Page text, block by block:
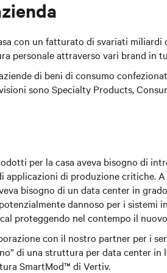
con un fatturato di svariati miliardi
personale attraverso vari brand in
di beni di consumo
sono Specialty Products,
per la casa aveva bisogno di
di produzione critiche. A
bisogno di un data center in
dannoso per i sistemi
proteggendo nel contempo il
con il nostro partner per i
di una struttura per data center in
SmartMod™ di Vertiv.